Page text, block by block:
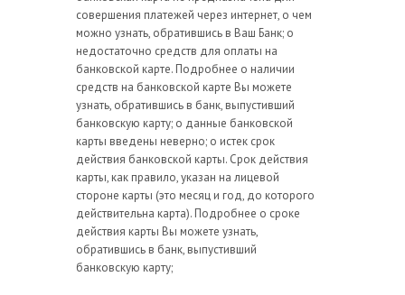
совершения платежей через интернет, о чем
можно узнать, обратившись в Ваш Банк; o
недостаточно средств для оплаты на
банковской карте. Подробнее о наличии
средств на банковской карте Вы можете
узнать, обратившись в банк, выпустивший
банковскую карту; o данные банковской
карты введены неверно; o истек срок
действия банковской карты. Срок действия
карты, как правило, указан на лицевой
стороне карты (это месяц и год, до которого
действительна карта). Подробнее о сроке
действия карты Вы можете узнать,
обратившись в банк, выпустивший
банковскую карту;